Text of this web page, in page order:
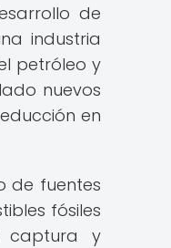
de
industria
petróleo y
nuevos
en
de fuentes
fósiles
captura y